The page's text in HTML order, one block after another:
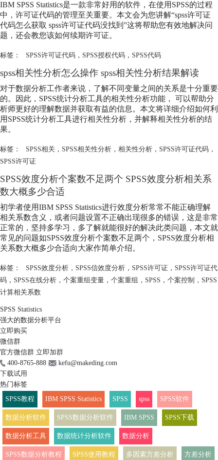
IBM SPSS Statistics是一款非常好用的软件，在使用SPSS的过程
中，许可证代码的管理至关重要。本文会为您讲解“spss许可证
代码怎么获取 spss许可证代码没找到”这将帮助您有效地解决问
题，还会教您该如何续期许可证。
标签： SPSS许可证代码， SPSS授权代码， SPSS代码
spss相关性分析怎么操作 spss相关性分析结果解读
对于数据分析工作者来说，了解不同变量之间的关系是十分重要
的。因此，SPSS统计分析工具的相关性分析功能， 可以帮助分
析师更好的理解数据并获取有益的信息。本文将详细介绍如何利
用SPSS统计分析工具进行相关性分析，并解释相关性分析的结
果。
标签： SPSS相关， SPSS相关性分析， 相关性分析， SPSS许可证代码，
SPSS许可证
SPSS效度分析个案数不足两个 SPSS效度分析相关系
数大概多少合适
初学者使用IBM SPSS Statistics进行效度分析常常不能正确理解
相关系数含义，或者问题设置不正确出现很多的错误，这是非常
正常的，坚持多学习，多了解就能很好的解决此类问题，本文就
常见的问题如SPSS效度分析个案数不足两个，SPSS效度分析相
关系数大概多少合适向大家作简单介绍。
标签： SPSS效度分析， SPSS信效度分析， SPSS许可证 ， SPSS许可证代
码 ， SPSS在线分析 ， 个案重组变量 ， 个案重组 ， SPSS ， 个案控制 ， SPSS
计算相关系数
SPSS Statistics
强大的数据分析平台
立即购买
微信群
官方微信群 立即加群
400-8765-888
kefu@makeding.com
下载试用
热门标签
SPSS教程
IBM SPSS Statistics SPSS spss SPSS软件
数据分析软件 SPSS数据分析软件 IBM SPSS SPSS下载
数据分析工具 数据统计分析软件 数据分析
SPSS数据分析教程 SPSS使用教程 多因素方差分析 方差分析